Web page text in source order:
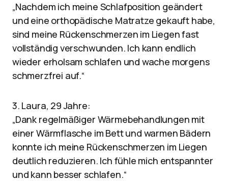
„Nachdem ich meine Schlafposition geändert
und eine orthopädische Matratze gekauft habe,
sind meine Rückenschmerzen im Liegen fast
vollständig verschwunden. Ich kann endlich
wieder erholsam schlafen und wache morgens
schmerzfrei auf.“
3. Laura, 29 Jahre:
„Dank regelmäßiger Wärmebehandlungen mit
einer Wärmflasche im Bett und warmen Bädern
konnte ich meine Rückenschmerzen im Liegen
deutlich reduzieren. Ich fühle mich entspannter
und kann besser schlafen.“